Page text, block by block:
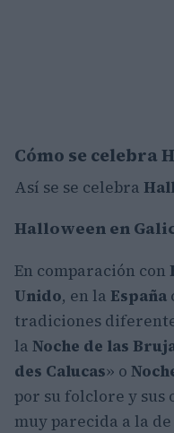
Cómo se celebra
Así se se celebra
Halloween en
En comparación con
Unido, en la España
tradiciones
la Noche de las
des Calucas» o
por su folclore y sus
muy parecida a la de